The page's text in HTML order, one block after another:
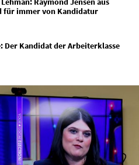
für immer von Kandidatur
Der Kandidat der Arbeiterklasse